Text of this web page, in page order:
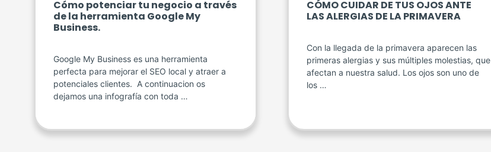
Cómo potenciar tu negocio a través
de la herramienta Google My
Business.
Google My Business es una herramienta
perfecta para mejorar el SEO local y atraer a
potenciales clientes. A continuacion os
dejamos una infografía con toda …
CÓMO CUIDAR DE TUS OJOS ANTE
LAS ALERGIAS DE LA PRIMAVERA
Con la llegada de la primavera aparecen las
primeras alergias y sus múltiples molestias, que
afectan a nuestra salud. Los ojos son uno de
los …